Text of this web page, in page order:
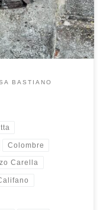
sere […]
BASTIANO
Colombre
Carella